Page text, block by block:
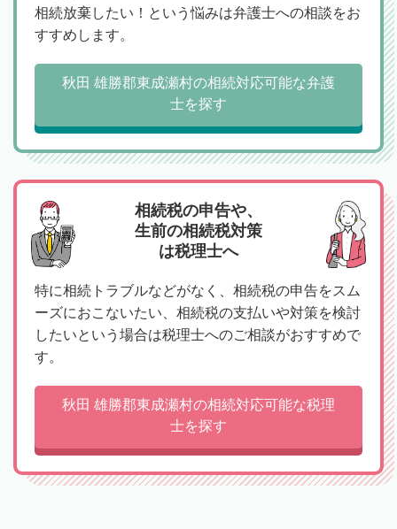
相続放棄したい！という悩みは弁護士への相談をお
すすめします。
秋田 雄勝郡東成瀬村の相続対応可能な弁護
士を探す
相続税の申告や、
生前の相続税対策
は税理士へ
特に相続トラブルなどがなく、相続税の申告をスム
ーズにおこないたい、相続税の支払いや対策を検討
したいという場合は税理士へのご相談がおすすめで
す。
秋田 雄勝郡東成瀬村の相続対応可能な税理
士を探す